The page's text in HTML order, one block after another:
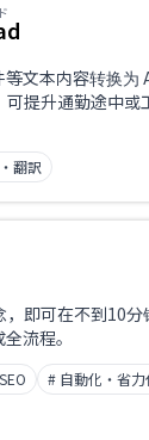
文本内容转换为
提升通勤途中或
翻訳
，即可在不到10
流程。
# 自動化・省力